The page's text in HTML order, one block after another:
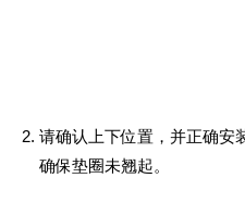
请确认上下位置，并正确安
确保垫圈未翘起。